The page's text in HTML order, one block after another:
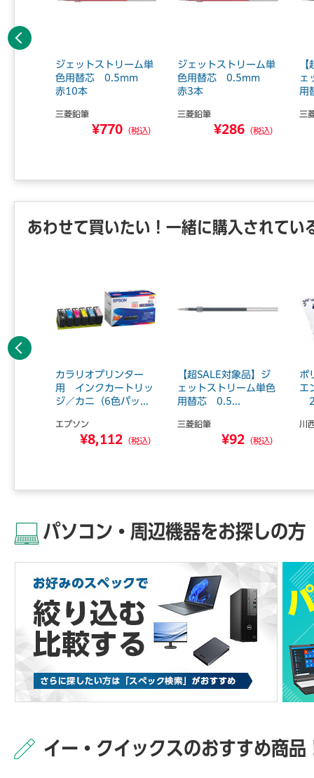
ジェットストリーム単
色用替芯 0.5mm
赤10本
三菱鉛筆
¥770 （税込）
ジェットストリーム単
色用替芯 0.5mm
赤3本
三菱鉛筆
¥286 （税込）
ェ
用
三
前へ
あわせて買いたい！一緒に購入されてい
カラリオプリンター
用 インクカートリッ
ジ／カニ（6色パッ...
エプソン
¥8,112 （税込）
【超SALE対象品】ジ
ェットストリーム単色
用替芯 0.5...
三菱鉛筆
¥92 （税込）
ポ
エ
川
前へ
パソコン・周辺機器をお探しの方
イー・クイックスのおすすめ商品